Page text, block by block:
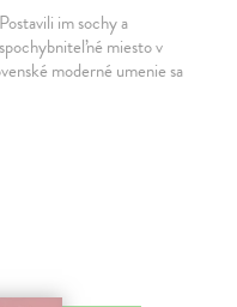
im sochy a
miesto v
moderné umenie sa